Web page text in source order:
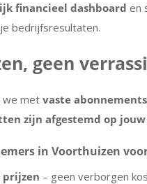
financieel dashboard en
bedrijfsresultaten.
geen
we met vaste
zijn afgestemd op
in Voorthuizen
prijzen – geen verborgen